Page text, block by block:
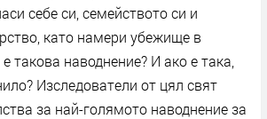
себе си, семейството си и
като намери убежище в
такова наводнение? И ако е така,
Изследователи от цял свят
за най-голямото наводнение за